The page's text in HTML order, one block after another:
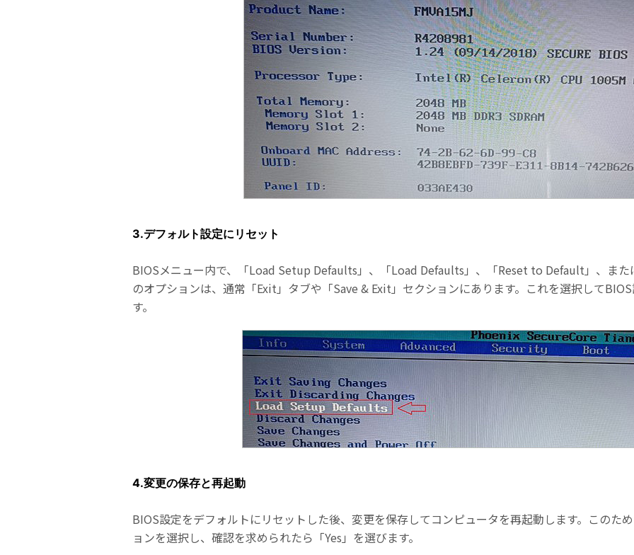
3.デフォルト設定にリセット
BIOSメニュー内で、「Load Setup Defaults」、「Load Defaults」、「Reset to Default」、また
のオプションは、通常「Exit」タブや「Save & Exit」セクションにあります。これを選択して
す。
4.変更の保存と再起動
BIOS設定をデフォルトにリセットした後、変更を保存してコンピュータを再起動します。このた
ョンを選択し、確認を求められたら「Yes」を選びます。